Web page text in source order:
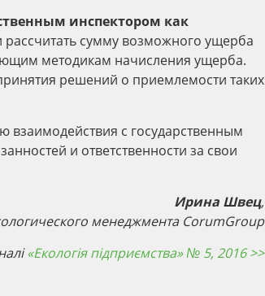
инспектором как
рассчитать сумму возможного ущерба
методикам начисления ущерба.
решений о приемлемости таких
с государственным
и ответственности за свои
Ирина Швец,
менеджмента CorumGroup
«Екологія підприємства» № 5, 2016 >>